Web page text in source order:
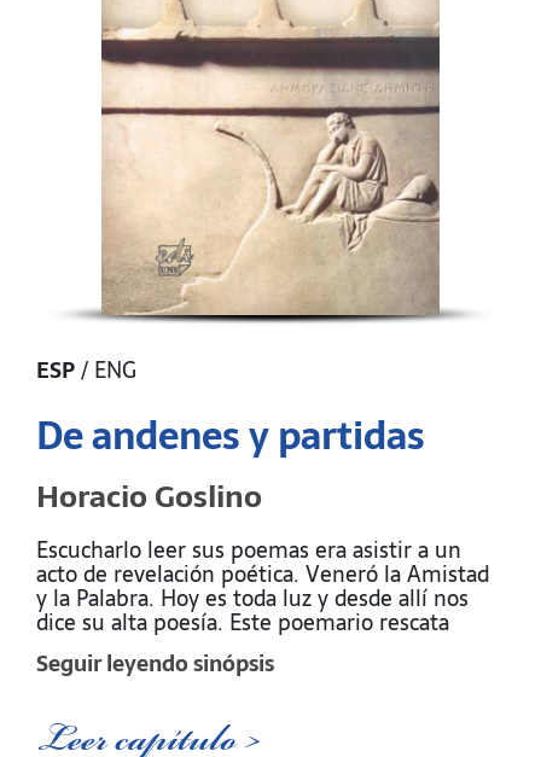
ESP/ ENG
De andenes y partidas
Horacio Goslino
Escucharlo leer sus poemas era asistir a un
acto de revelación poética. Veneró la Amistad
y la Palabra. Hoy es toda luz y desde allí nos
dice su alta poesía. Este poemario rescata
parte de su última producción.
Seguir leyendo sinópsis
Leer capítulo >